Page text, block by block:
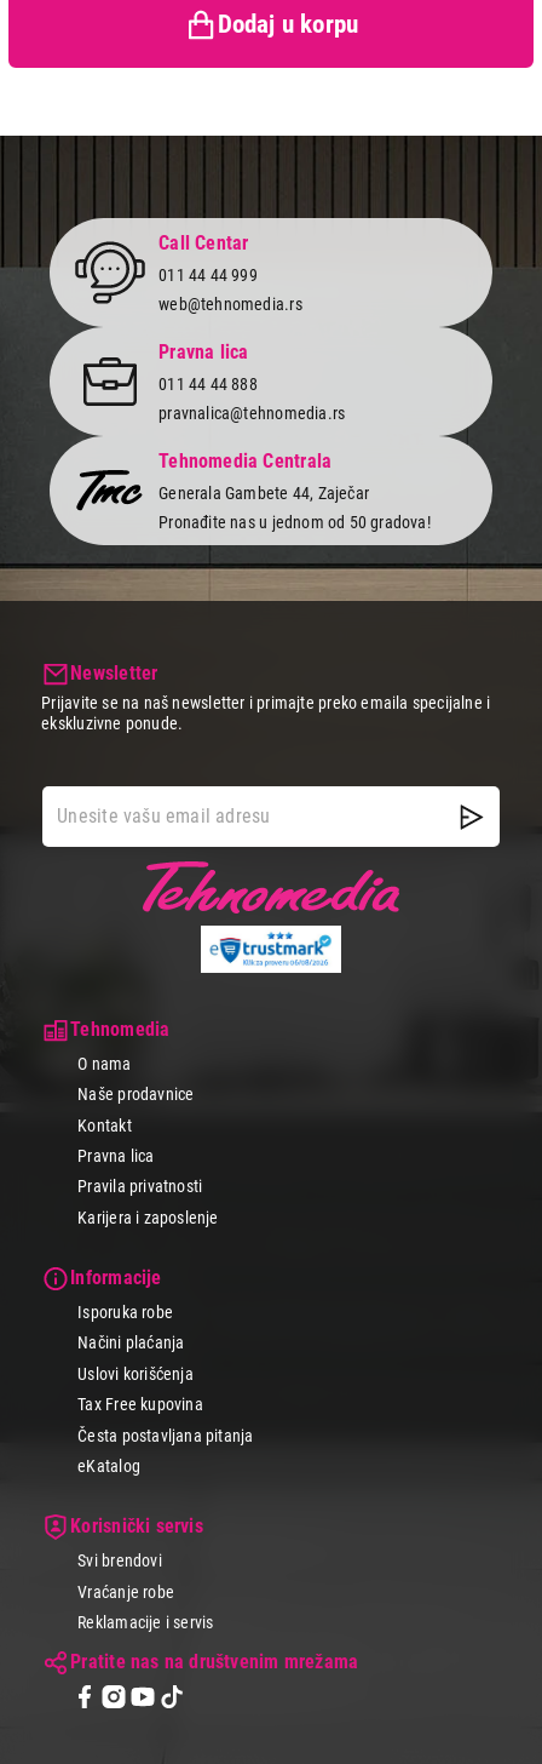
Dodaj u korpu
POSUĐE
TEXELL KER.TIG. TPC-D26
Proizvod je dodat u korpu.
Ukupno u korpi:
Nastavi kupovinu
Završi kupovinu
Call Centar
011 44 44 999
web@tehnomedia.rs
Pravna lica
011 44 44 888
pravnalica@tehnomedia.rs
Tehnomedia Centrala
Generala Gambete 44, Zaječar
Pronađite nas u jednom od 50 gradova!
Tehnomedia
O nama
Naše prodavnice
Kontakt
Pravna lica
Pravila privatnosti
Karijera i zaposlenje
Informacije
Isporuka robe
Načini plaćanja
Uslovi korišćenja
Tax Free kupovina
Česta postavljana pitanja
eKatalog
Korisnički servis
Svi brendovi
Vraćanje robe
Reklamacije i servis
Pratite nas na društvenim mrežama
Newsletter
Prijavite se na naš newsletter i primajte preko emaila specijalne i
ekskluzivne ponude.